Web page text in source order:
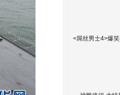
<屌丝男士4>爆